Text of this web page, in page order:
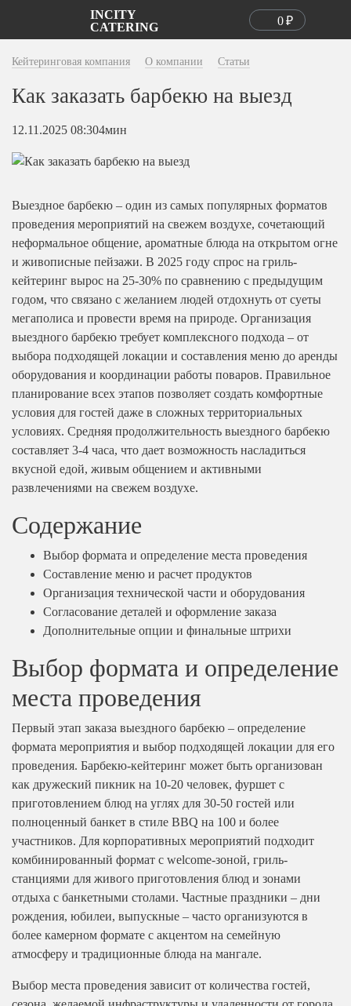
INCITY
CATERING
Магазин
Канапе
Канапе с креветками
Рулетики
Круассаны
Брускетты
Профитроли и волованы
Профитроли
Бургеры
Салаты
Тарталетки
Мясные нарезки
Мини-шашлычки
Выпечка
Пирожки
Блинчики
Блюда от Шеф-повара
Десерты
Напитки
Ритуальный кейтеринг
Все товары
Фуршеты
В офис
В ЗАГС
На 20 человек
На 30 человек
На 40 человек
На 50 человек
На 80 человек
На 100 человек
На 200 человек
На 300 человек
На мальчишник
На гендер пати
Премиум
Праздничный
Приветственный
На девичник
На конференцию
На выпускной
На природе
На 23 февраля
На 8 марта
На 10 человек
На 15 человек
На 25 человек
На 60 человек
Банкеты
На свадьбу
Детский
Деловой
Под ключ
На день рождения
на 15 человек
На юбилей
На природе
На 10 человек
На 20 человек
На 25 человек
На 30 человек
На 40 человек
На 60 человек
На 100 человек
На 200 человек
На 23 февраля
На 8 марта
Кэнди-бар
для девочек
на гендер пати
на выпускной
на свадьбу
на день рождения
Коктейль-фуршет
На дом
Событийный кейтеринг
ВИП
на 15 человек
на 20 человек
на 25 человек
на 30 человек
на 40 человек
В офис
на 50 человек
На природе
Кейтеринг на выставку
Корпоративный
На день рождения
Детский
Свадебный
Доставка еды
На новый год
На 23 февраля
На выпускной
Ритуальный кейтеринг
На съемки
Внуково
Долгопрудный
Железнодорожный
Красногорск
О компании
О нас
Доставка
Отзывы
Портфолио
Бонусная программа
Статьи
Цены
звонок
+7 (495) 226-61-49
с 9:00 до 22:00
0₽
Кейтеринговая компания О компании Статьи
Как заказать барбекю на выезд
12.11.2025 08:304мин
Выездное барбекю – один из самых популярных форматов
проведения мероприятий на свежем воздухе, сочетающий
неформальное общение, ароматные блюда на открытом огне
и живописные пейзажи. В 2025 году спрос на гриль-
кейтеринг вырос на 25-30% по сравнению с предыдущим
годом, что связано с желанием людей отдохнуть от суеты
мегаполиса и провести время на природе. Организация
выездного барбекю требует комплексного подхода – от
выбора подходящей локации и составления меню до аренды
оборудования и координации работы поваров. Правильное
планирование всех этапов позволяет создать комфортные
условия для гостей даже в сложных территориальных
условиях. Средняя продолжительность выездного барбекю
составляет 3-4 часа, что дает возможность насладиться
вкусной едой, живым общением и активными
развлечениями на свежем воздухе.
Содержание
Выбор формата и определение места проведения
Составление меню и расчет продуктов
Организация технической части и оборудования
Согласование деталей и оформление заказа
Дополнительные опции и финальные штрихи
Выбор формата и определение
места проведения
Первый этап заказа выездного барбекю – определение
формата мероприятия и выбор подходящей локации для его
проведения. Барбекю-кейтеринг может быть организован
как дружеский пикник на 10-20 человек, фуршет с
приготовлением блюд на углях для 30-50 гостей или
полноценный банкет в стиле BBQ на 100 и более
участников. Для корпоративных мероприятий подходит
комбинированный формат с welcome-зоной, гриль-
станциями для живого приготовления блюд и зонами
отдыха с банкетными столами. Частные праздники – дни
рождения, юбилеи, выпускные – часто организуются в
более камерном формате с акцентом на семейную
атмосферу и традиционные блюда на мангале.
Выбор места проведения зависит от количества гостей,